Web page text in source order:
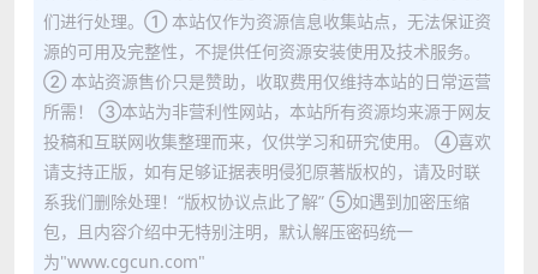
们进行处理。① 本站仅作为资源信息收集站点，无法保证资
源的可用及完整性，不提供任何资源安装使用及技术服务。
② 本站资源售价只是赞助，收取费用仅维持本站的日常运营
所需！ ③本站为非营利性网站，本站所有资源均来源于网友
投稿和互联网收集整理而来，仅供学习和研究使用。 ④喜欢
请支持正版，如有足够证据表明侵犯原著版权的，请及时联
系我们删除处理！“版权协议点此了解” ⑤如遇到加密压缩
包，且内容介绍中无特别注明，默认解压密码统一
为"www.cgcun.com"